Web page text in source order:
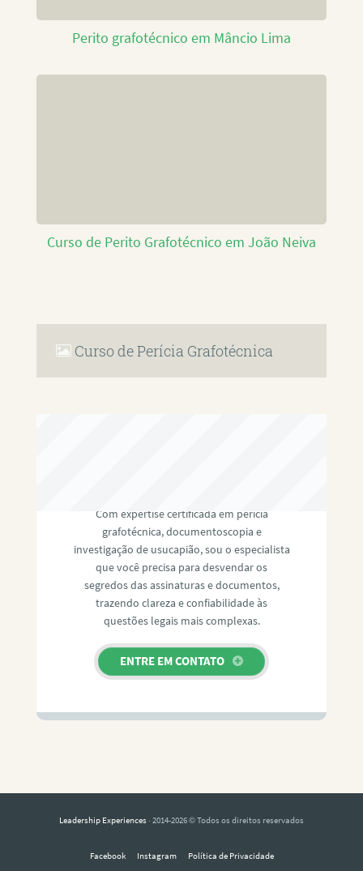
Perito grafotécnico em Mâncio Lima
Curso de Perito Grafotécnico em João Neiva
Curso de Perícia Grafotécnica
Com expertise certificada em perícia
grafotécnica, documentoscopia e
investigação de usucapião, sou o especialista
que você precisa para desvendar os
segredos das assinaturas e documentos,
trazendo clareza e confiabilidade às
questões legais mais complexas.
ENTRE EM CONTATO
Leadership Experiences · 2014-2026 © Todos os direitos reservados
Facebook Instagram Política de Privacidade